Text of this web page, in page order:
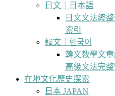
日文｜日本語
日文文法總
索引
韓文｜한국어
韓文教學文
高級文法完整
在地文化歷史探索
日本 JAPAN